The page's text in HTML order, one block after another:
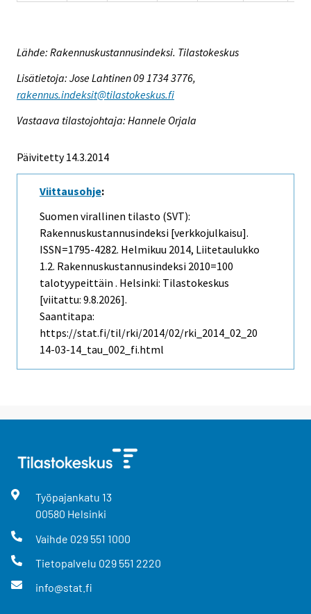
Lähde: Rakennuskustannusindeksi. Tilastokeskus
Lisätietoja: Jose Lahtinen 09 1734 3776,
rakennus.indeksit@tilastokeskus.fi
Vastaava tilastojohtaja: Hannele Orjala
Päivitetty 14.3.2014
Viittausohje:
Suomen virallinen tilasto (SVT):
Rakennuskustannusindeksi [verkkojulkaisu].
ISSN=1795-4282. Helmikuu 2014, Liitetaulukko
1.2. Rakennuskustannusindeksi 2010=100
talotyypeittäin . Helsinki: Tilastokeskus
[viitattu: 9.8.2026].
Saantitapa:
https://stat.fi/til/rki/2014/02/rki_2014_02_20
14-03-14_tau_002_fi.html
Työpajankatu 13
00580 Helsinki
Vaihde 029 551 1000
Tietopalvelu 029 551 2220
info@stat.fi